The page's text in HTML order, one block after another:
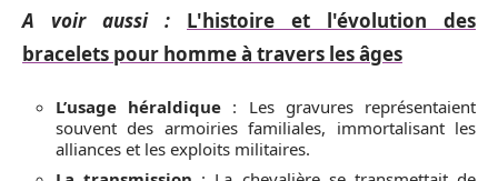
A voir aussi :
L'histoire et l'évolution des
bracelets pour homme à travers les âges
L’usage héraldique : Les gravures représentaient
souvent des armoiries familiales, immortalisant les
alliances et les exploits militaires.